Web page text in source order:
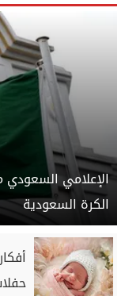
الإعلامي
الكرة السعودية